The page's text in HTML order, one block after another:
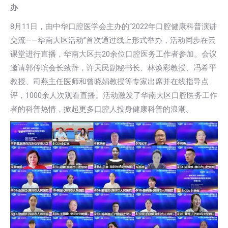
办
8月11日，由中华口腔医学会主办的“2022年口腔健康科普演讲
交流——华南大区活动”首次通过线上形式举办，活动同步在云
课堂进行直播，华南大区共20余位口腔医务工作者参加。会议
邀请郭传瑸会长致辞，许天民副秘书长、林焕彩教授、冯希平
教授、司燕主任医师和曾晓娟教授等专家出席并在线指导点
评，1000余人次观看直播。活动激发了华南大区口腔医务工作
者的科普热情，掀起更多口腔人投身健康科普的浪潮。